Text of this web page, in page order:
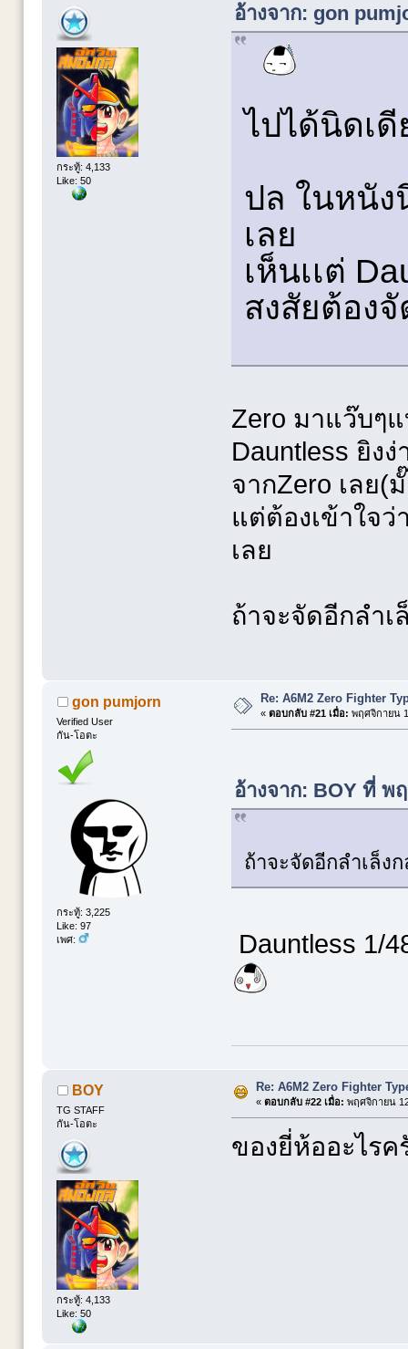
กระทู้: 4,133
Like: 50
อ้างจาก: gon
ไปได้นิดเ
ปล ในหนัง
เลย
เห็นเเต่
สงสัยต้อง
Zero มาแว๊บๆ
Dauntless ยิง
จากZero เลย(
แต่ต้องเข้าใจ
เลย
ถ้าจะจัดอีกลำ
gon pumjorn
Verified User
กัน-โอตะ
กระทู้: 3,225
Like: 97
เพศ:
Re: A6M2 Zero Fighter
« ตอบกลับ #21 เมื่อ: พฤศจิกายน
อ้างจาก: BOY ที่ พ
ถ้าจะจัดอีกลำเล็ง
Dauntless 1/
BOY
TG STAFF
กัน-โอตะ
กระทู้: 4,133
Like: 50
Re: A6M2 Zero Fighter
« ตอบกลับ #22 เมื่อ: พฤศจิกายน
ของยี่ห้ออะไร